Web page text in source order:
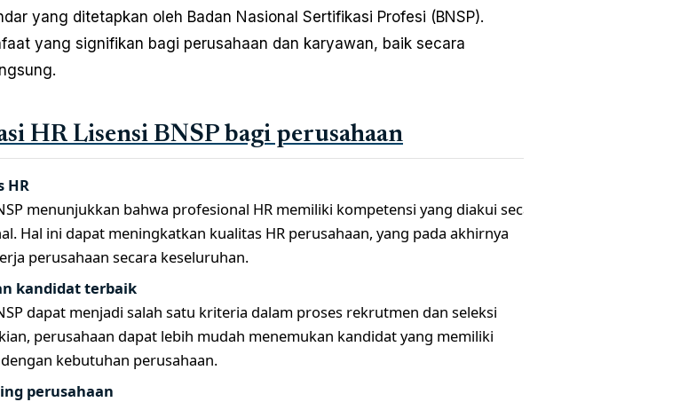
yang ditetapkan oleh Badan Nasional Sertifikasi Profesi (BNSP).
yang signifikan bagi perusahaan dan karyawan, baik secara
HR Lisensi BNSP bagi perusahaan
HR
menunjukkan bahwa profesional HR memiliki kompetensi yang diakui secara
Hal ini dapat meningkatkan kualitas HR perusahaan, yang pada akhirnya
perusahaan secara keseluruhan.
kandidat terbaik
dapat menjadi salah satu kriteria dalam proses rekrutmen dan seleksi
perusahaan dapat lebih mudah menemukan kandidat yang memiliki
kebutuhan perusahaan.
perusahaan